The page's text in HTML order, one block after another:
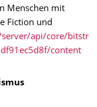
Menschen mit
Fiction und
api/core/bitstr
content